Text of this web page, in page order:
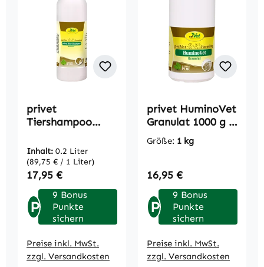
privet
Tiershampoo
-Sorbe-
Inhalt: 0.2 Liter
(89,75 € / 1 Liter)
Regulärer Preis:
17,95 €
P
9 Bonus
Punkte
sichern
Preise inkl. MwSt.
zzgl. Versandkosten
privet HuminoVet
Granulat 1000 g -
Sorbe-
Größe: 1 kg
Regulärer Preis:
16,95 €
P
9 Bonus
Punkte
sichern
Preise inkl. MwSt.
zzgl. Versandkosten